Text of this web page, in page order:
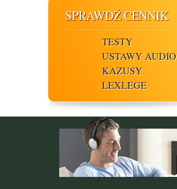
SPRAWDŹ CENNIK
TESTY
USTAWY AUDIO
KAZUSY
LEXLEGE